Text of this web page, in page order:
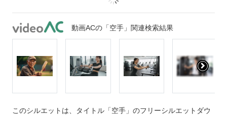
動画ACの「空手」関連検索結果
このシルエットは、タイトル「空手」のフリーシルエットダウ